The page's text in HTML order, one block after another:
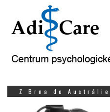
Z Brna do